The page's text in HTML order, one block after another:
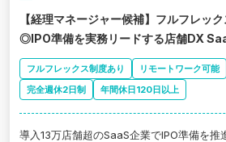
【経理マネージャー候補】フルフレッ
◎IPO準備を実務リードする店舗DX
フルフレックス制度あり リモートワーク可能
完全週休2日制
年間休日120日以上
導入13万店舗超のSaaS企業でIPO準備を推